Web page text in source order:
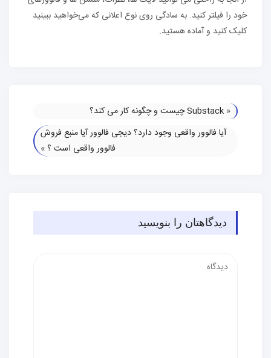
خود را فیلتر کنید. به سادگی روی نوع اعلانی که می‌خواهید ببینید
کلیک کنید و آماده هستید.
« Substack چیست و چگونه کار می کند؟
آیا فالوور واقعی وجود دارد؟ دیجی فالوور آیا منبع فروش
فالوور واقعی است ؟»
دیدگاهتان را بنویسید